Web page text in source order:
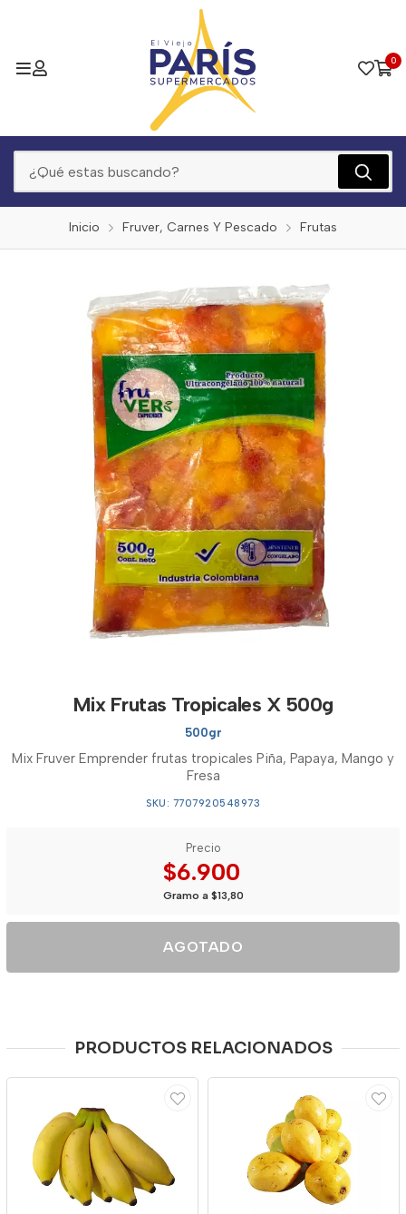
0
Inicio Fruver, Carnes Y Pescado Frutas
Mix Frutas Tropicales X 500g
500gr
Mix Fruver Emprender frutas tropicales Piña, Papaya, Mango y
Fresa
SKU: 7707920548973
Precio
$6.900
Gramo a $13,80
AGOTADO
PRODUCTOS RELACIONADOS